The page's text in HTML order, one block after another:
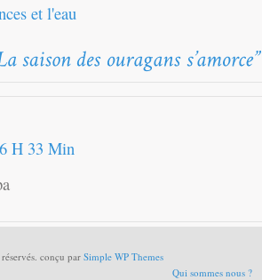
et l'eau
H 33 Min
conçu par Simple WP Themes
Qui sommes nous ?